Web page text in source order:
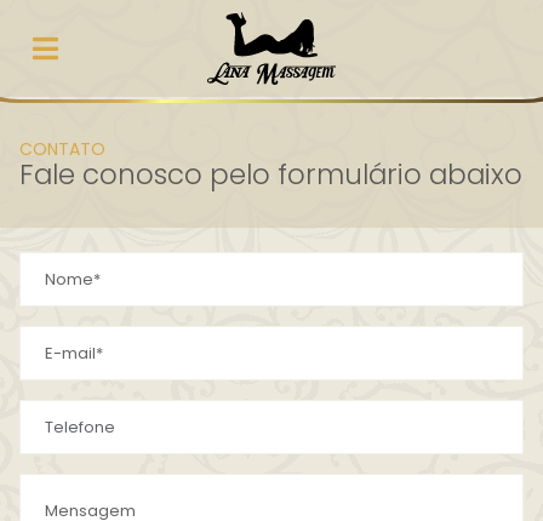
CONTATO
Fale conosco pelo formulário abaixo